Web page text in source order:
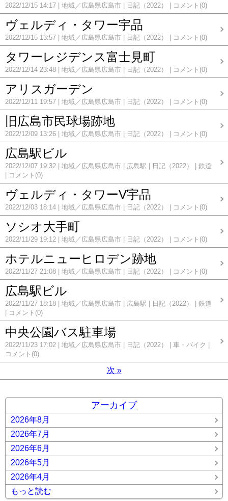
2022/12/15 14:17 地域／広島県広島市 日記（2022） コメント(0)
ヴェルディ・タワー宇品
2022/12/15 13:57 地域／広島県広島市 日記（2022） コメント(0)
タワーレジデンス富士見町
2022/12/14 23:48 地域／広島県広島市 日記（2022） コメント(0)
アリスガーデン
2022/12/11 19:57 地域／広島県広島市 日記（2022） コメント(0)
旧広島市民球場跡地
2022/12/09 13:26 地域／広島県広島市 日記（2022） コメント(0)
広島駅ビル
2022/12/07 19:32 地域／広島県広島市 広島駅 日記（2022）
鉄道
コメント(0)
ヴェルディ・タワーV宇品
2022/12/03 18:14 地域／広島県広島市 日記（2022） コメント(0)
ソシオ大手町
2022/11/29 19:12 地域／広島県広島市 日記（2022） コメント(0)
ホテルニューヒロデン跡地
2022/11/27 21:08 地域／広島県広島市 日記（2022） コメント(0)
広島駅ビル
2022/11/27 18:18 地域／広島県広島市 広島駅 日記（2022）
鉄道
コメント(0)
中央公園バス駐車場
2022/11/23 17:02 地域／広島県広島市 日記（2022）
車・バイク
コメント(0)
次 »
アーカイブ
2026年8月
2026年7月
2026年6月
2026年5月
2026年4月
もっと読む